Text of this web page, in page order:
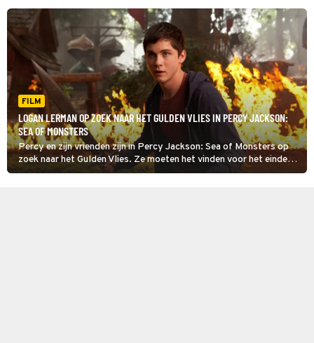
FILM
LOGAN LERMAN OP ZOEK NAAR HET GULDEN VLIES IN PERCY JACKSON:
SEA OF MONSTERS
Percy en zijn vrienden zijn in Percy Jackson: Sea of Monsters op
zoek naar het Gulden Vlies. Ze moeten het vinden voor het einde
van de zomer, anders zal kamp Halfbloed vernietigd worden.